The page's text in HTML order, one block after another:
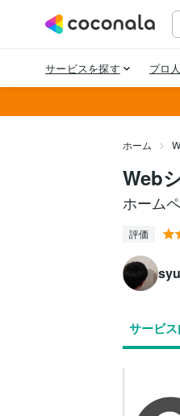
ホーム
Web
ホーム
評価
サービ